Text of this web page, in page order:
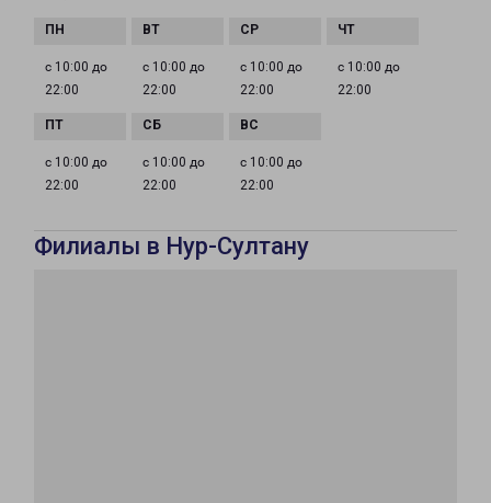
с 10:00 до
22:00
с 10:00 до
22:00
с 10:00 до
22:00
с 10:00 до
22:00
с 10:00 до
22:00
с 10:00 до
22:00
с 10:00 до
22:00
Филиалы в Нур-Султану